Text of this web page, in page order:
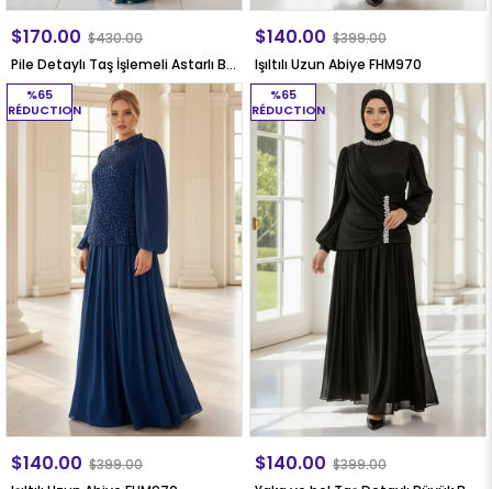
Pile Detaylı Taş İşlemeli Astarlı Büyük Beden Tesettür Abiye Petrol MDA2648
$170.00 $430.00
Işıltılı Uzun Abiye FHM970
$140.00 $399.00
$140.00 $399.00
%65
RÉDUCTION
$140.00 $399.00
%65
RÉDUCTION